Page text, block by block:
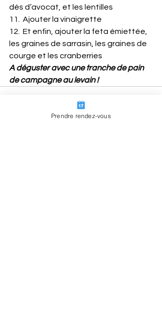
dés d’avocat, et les lentilles
11.  Ajouter la vinaigrette
12.  Et enfin, ajouter la feta émiettée,
les graines de sarrasin, les graines de
courge et les cranberries
A déguster avec une tranche de pain
de campagne au levain !
Prendre rendez-vous